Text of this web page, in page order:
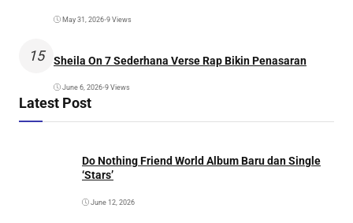
May 31, 2026•9 Views
15 Sheila On 7 Sederhana Verse Rap Bikin Penasaran
June 6, 2026•9 Views
Latest Post
Do Nothing Friend World Album Baru dan Single
‘Stars’
June 12, 2026